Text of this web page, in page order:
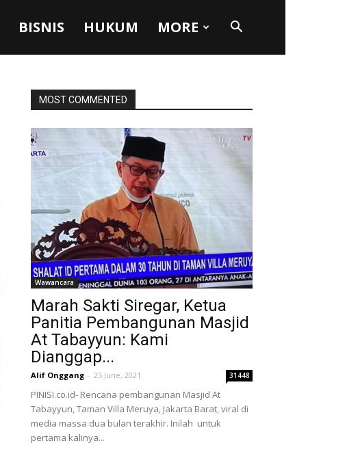
BISNIS HUKUM MORE
MOST COMMENTED
Wawancara
Marah Sakti Siregar, Ketua
Panitia Pembangunan Masjid
At Tabayyun: Kami
Dianggap...
Alif Onggang - 25 June, 2021 31448
PINISI.co.id- Rencana pembangunan Masjid At
Tabayyun, Taman Villa Meruya, Jakarta Barat, viral di
media massa dua bulan terakhir. Inilah untuk
pertama kalinya...